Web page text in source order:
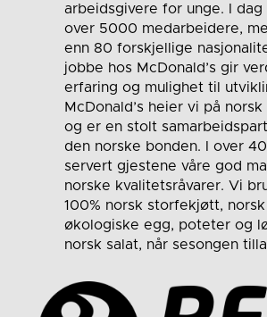
arbeidsgivere for unge. I dag
over 5000 medarbeidere,
enn 80 forskjellige
jobbe hos McDonald’s gir
erfaring og mulighet til
McDonald’s heier vi på norsk
og er en stolt
den norske bonden. I over
servert gjestene våre god
norske kvalitetsråvarer. Vi
100% norsk storfekjøtt,
økologiske egg, poteter og
norsk salat, når sesongen